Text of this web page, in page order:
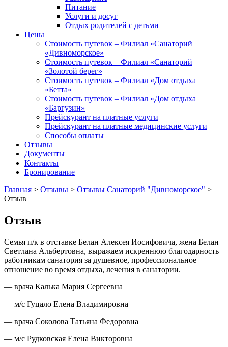
Питание
Услуги и досуг
Отдых родителей с детьми
Цены
Стоимость путевок – Филиал «Санаторий
«Дивноморское»
Стоимость путевок – Филиал «Санаторий
«Золотой берег»
Стоимость путевок – Филиал «Дом отдыха
«Бетта»
Стоимость путевок – Филиал «Дом отдыха
«Баргузин»
Прейскурант на платные услуги
Прейскурант на платные медицинские услуги
Способы оплаты
Отзывы
Документы
Контакты
Бронирование
Главная > Отзывы > Отзывы Санаторий "Дивноморское" >
Отзыв
Отзыв
Семья п/к в отставке Белан Алексея Иосифовича, жена Белан
Светлана Альбертовна, выражаем искреннюю благодарность
работникам санатория за душевное, профессиональное
отношение во время отдыха, лечения в санатории.
— врача Калька Мария Сергеевна
— м/с Гуцало Елена Владимировна
— врача Соколова Татьяна Федоровна
— м/с Рудковская Елена Викторовна